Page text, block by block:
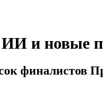
и новые
финалистов